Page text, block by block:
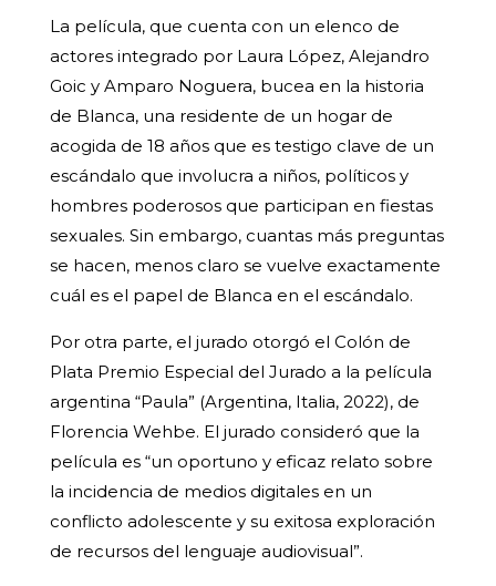
La película, que cuenta con un elenco de
actores integrado por Laura López, Alejandro
Goic y Amparo Noguera, bucea en la historia
de Blanca, una residente de un hogar de
acogida de 18 años que es testigo clave de un
escándalo que involucra a niños, políticos y
hombres poderosos que participan en fiestas
sexuales. Sin embargo, cuantas más preguntas
se hacen, menos claro se vuelve exactamente
cuál es el papel de Blanca en el escándalo.
Por otra parte, el jurado otorgó el Colón de
Plata Premio Especial del Jurado a la película
argentina “Paula” (Argentina, Italia, 2022), de
Florencia Wehbe. El jurado consideró que la
película es “un oportuno y eficaz relato sobre
la incidencia de medios digitales en un
conflicto adolescente y su exitosa exploración
de recursos del lenguaje audiovisual”.